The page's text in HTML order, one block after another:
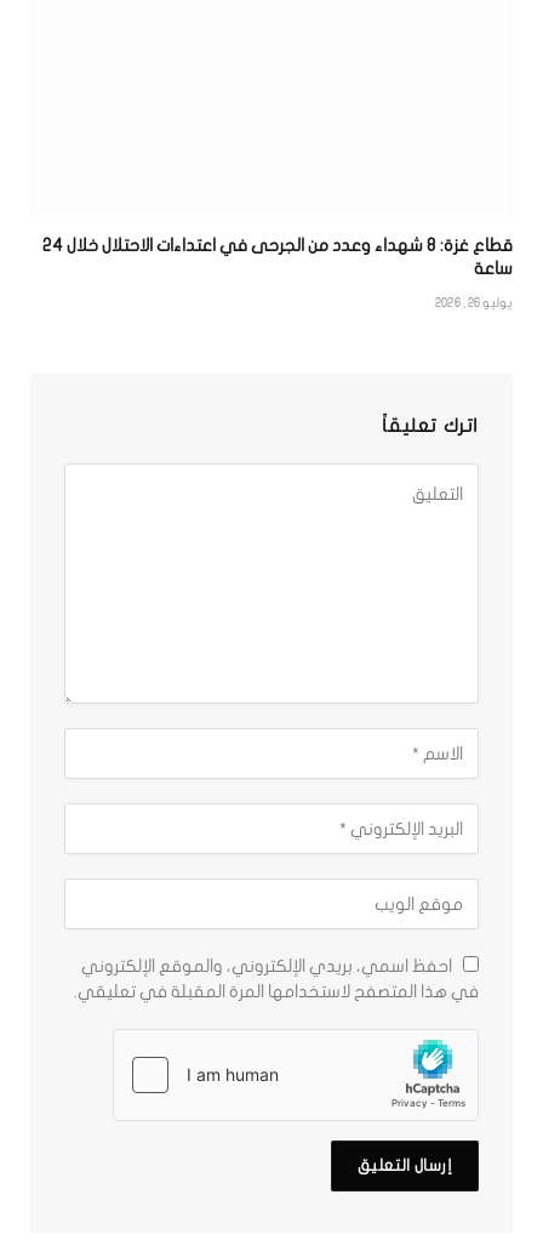
قطاع غزة: 8 شهداء وعدد من الجرحى في اعتداءات الاحتلال خلال 24
ساعة
يوليو 26, 2026
اترك تعليقاً
احفظ اسمي، بريدي الإلكتروني، والموقع الإلكتروني
في هذا المتصفح لاستخدامها المرة المقبلة في تعليقي.